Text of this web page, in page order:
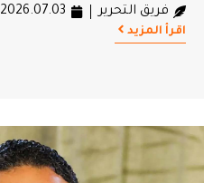
فريق التحرير 2026.07.03
اقرأ المزيد